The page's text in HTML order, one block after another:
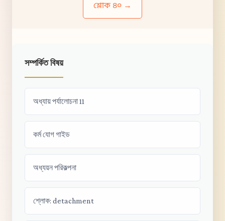
শ্লোক ৪০ →
সম্পর্কিত বিষয়
অধ্যায় পর্যালোচনা 11
কর্ম যোগ গাইড
অধ্যয়ন পরিকল্পনা
শ্লোক: detachment